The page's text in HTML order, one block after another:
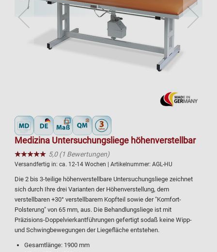
Medizina Untersuchungsliege höhenverstellbar
★★★★★
☆☆☆☆☆ 5,0 (1 Bewertungen)
Versandfertig in: ca. 12-14 Wochen | Artikelnummer: AGL-HU
Die 2 bis 3-teilige höhenverstellbare Untersuchungsliege zeichnet
sich durch Ihre drei Varianten der Höhenverstellung, dem
verstellbaren +30° verstellbarem Kopfteil sowie der "Komfort-
Polsterung" von 65 mm, aus. Die Behandlungsliege ist mit
Präzisions-Doppelvierkantführungen gefertigt sodaß keine Wipp-
und Schwingbewegungen der Liegefläche entstehen.
Gesamtlänge: 1900 mm